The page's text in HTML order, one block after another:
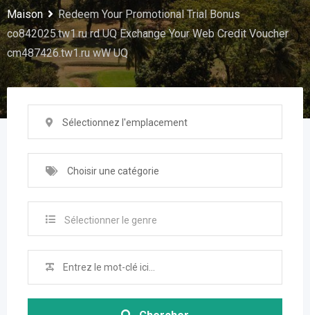
Maison
Redeem Your Promotional Trial Bonus
co842025.tw1.ru rd UQ Exchange Your Web Credit Voucher
cm487426.tw1.ru wW UQ
Sélectionnez l'emplacement
Choisir une catégorie
Sélectionner le genre